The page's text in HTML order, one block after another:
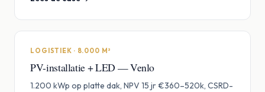
LOGISTIEK · 8.000 M²
PV-installatie + LED — Venlo
1.200 kWp op platte dak, NPV 15 jr €360–520k, CSRD-